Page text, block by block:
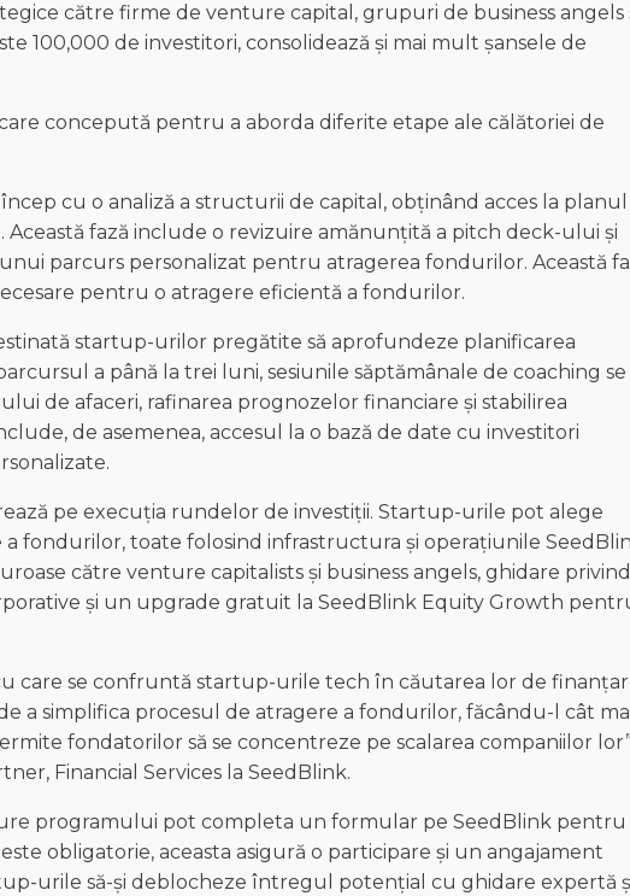
către firme de venture capital, grupuri de business angels
100,000 de investitori, consolidează și mai mult șansele de
concepută pentru a aborda diferite etape ale călătoriei de
cu o analiză a structurii de capital, obținând acces la planul
fază include o revizuire amănunțită a pitch deck-ului și
parcurs personalizat pentru atragerea fondurilor. Această
pentru o atragere eficientă a fondurilor.
startup-urilor pregătite să aprofundeze planificarea
a până la trei luni, sesiunile săptămânale de coaching se
de afaceri, rafinarea prognozelor financiare și stabilirea
de asemenea, accesul la o bază de date cu investitori
pe execuția rundelor de investiții. Startup-urile pot alege
fondurilor, toate folosind infrastructura și operațiunile
către venture capitalists și business angels, ghidare privind
și un upgrade gratuit la SeedBlink Equity Growth
care se confruntă startup-urile tech în căutarea lor de
a simplifica procesul de atragere a fondurilor, făcându-l cât
fondatorilor să se concentreze pe scalarea companiilor
Financial Services la SeedBlink.
programului pot completa un formular pe SeedBlink pentru
obligatorie, aceasta asigură o participare și un angajament
urile să-și deblocheze întregul potențial cu ghidare expertă